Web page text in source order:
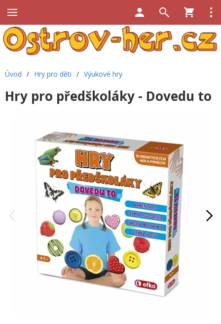
Úvod / Hry pro děti / Výukové hry
Hry pro předškoláky - Dovedu to